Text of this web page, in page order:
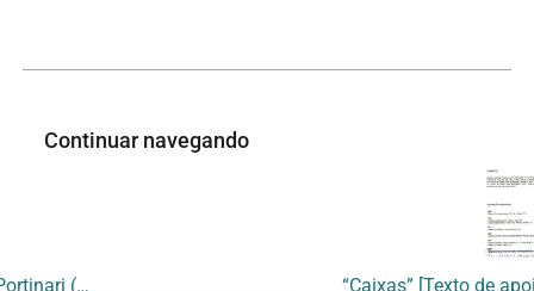
Continuar navegando
[Recibo de devolução de 14 gravuras de Anna Letycia participante da exposição na sala Cândido Portinari (UERJ) e Sala de Imagem Gráfica (EAV)]